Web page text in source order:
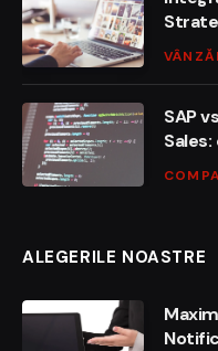
SAP
ALEGERILE NOASTRE